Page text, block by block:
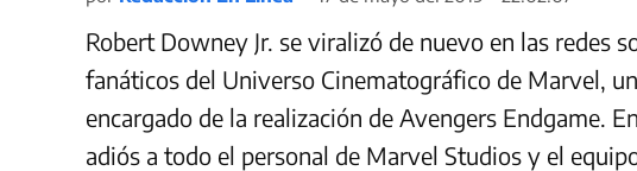
Robert Downey Jr. se viralizó de nuevo en las redes
fanáticos del Universo Cinematográfico de Marvel,
encargado de la realización de Avengers Endgame.
adiós a todo el personal de Marvel Studios y el